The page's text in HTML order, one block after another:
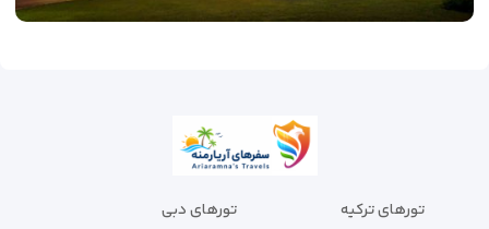
تورهای ترکیه
تورهای دبی